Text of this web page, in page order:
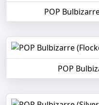
POP
POP